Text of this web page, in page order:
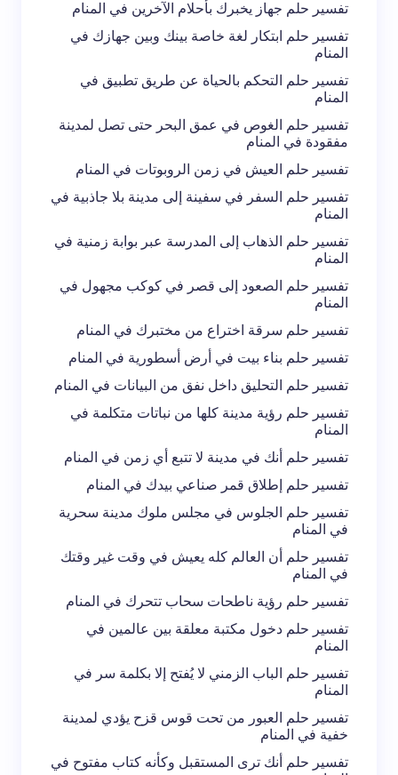
لاستخدامه في المرة المقبلة في تعليقي.
تفسير حلم جهاز يخبرك بأحلام الآخرين في المنام
تفسير حلم ابتكار لغة خاصة بينك وبين جهازك في
المنام
تفسير حلم التحكم بالحياة عن طريق تطبيق في
المنام
تفسير حلم الغوص في عمق البحر حتى تصل لمدينة
مفقودة في المنام
تفسير حلم العيش في زمن الروبوتات في المنام
تفسير حلم السفر في سفينة إلى مدينة بلا جاذبية في
المنام
تفسير حلم الذهاب إلى المدرسة عبر بوابة زمنية في
المنام
تفسير حلم الصعود إلى قصر في كوكب مجهول في
المنام
تفسير حلم سرقة اختراع من مختبرك في المنام
تفسير حلم بناء بيت في أرض أسطورية في المنام
تفسير حلم التحليق داخل نفق من البيانات في المنام
تفسير حلم رؤية مدينة كلها من نباتات متكلمة في
المنام
تفسير حلم أنك في مدينة لا تتبع أي زمن في المنام
تفسير حلم إطلاق قمر صناعي بيدك في المنام
تفسير حلم الجلوس في مجلس ملوك مدينة سحرية
في المنام
تفسير حلم أن العالم كله يعيش في وقت غير وقتك
في المنام
تفسير حلم رؤية ناطحات سحاب تتحرك في المنام
تفسير حلم دخول مكتبة معلقة بين عالمين في
المنام
تفسير حلم الباب الزمني لا يُفتح إلا بكلمة سر في
المنام
تفسير حلم العبور من تحت قوس قزح يؤدي لمدينة
خفية في المنام
تفسير حلم أنك ترى المستقبل وكأنه كتاب مفتوح في